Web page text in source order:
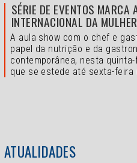
SÉRIE DE EVENTOS MARCA
INTERNACIONAL DA
A aula show com o chef e
papel da nutrição e da
contemporânea, nesta
que se estede até sexta-feira
ATUALIDADES